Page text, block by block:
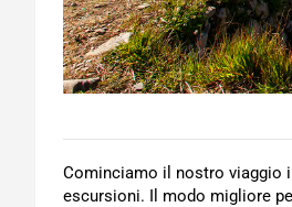
Cominciamo il nostro viaggio
escursioni. Il modo migliore